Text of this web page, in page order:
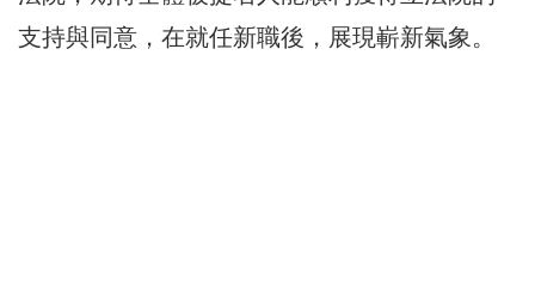
支持與同意，在就任新職後，展現嶄新氣象。